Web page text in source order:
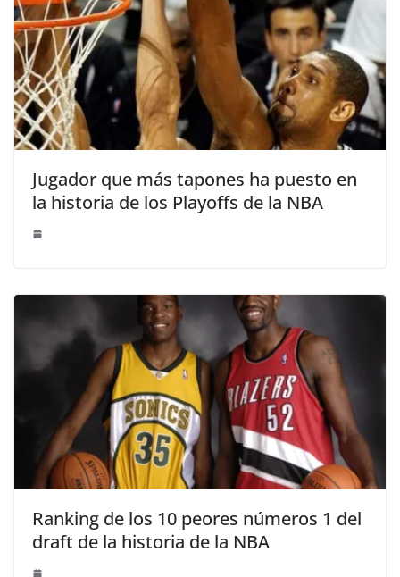
Jugador que más tapones ha puesto en
la historia de los Playoffs de la NBA
Ranking de los 10 peores números 1 del
draft de la historia de la NBA